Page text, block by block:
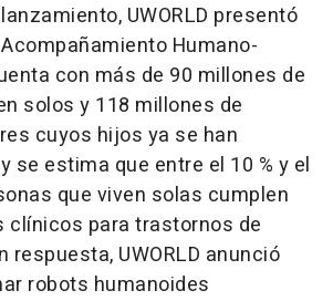
UWORLD presentó
Humano-
con más de 90 millones de
solos y 118 millones de
cuyos hijos ya se han
se estima que entre el 10 % y el
que viven solas cumplen
clínicos para trastornos de
respuesta, UWORLD anunció
robots humanoides